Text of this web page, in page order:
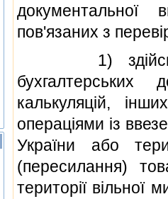
документальної
пов'язаних з
1)
бухгалтерських
калькуляцiй,
операцiями iз
України або
(пересилання)
територiї вiльної